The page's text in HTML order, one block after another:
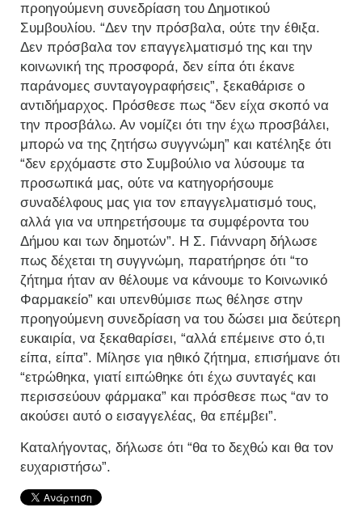
προηγούμενη συνεδρίαση του Δημοτικού
Συμβουλίου. “Δεν την πρόσβαλα, ούτε την έθιξα.
Δεν πρόσβαλα τον επαγγελματισμό της και την
κοινωνική της προσφορά, δεν είπα ότι έκανε
παράνομες συνταγογραφήσεις”, ξεκαθάρισε ο
αντιδήμαρχος. Πρόσθεσε πως “δεν είχα σκοπό να
την προσβάλω. Αν νομίζει ότι την έχω προσβάλει,
μπορώ να της ζητήσω συγγνώμη” και κατέληξε ότι
“δεν ερχόμαστε στο Συμβούλιο να λύσουμε τα
προσωπικά μας, ούτε να κατηγορήσουμε
συναδέλφους μας για τον επαγγελματισμό τους,
αλλά για να υπηρετήσουμε τα συμφέροντα του
Δήμου και των δημοτών”. Η Σ. Γιάνναρη δήλωσε
πως δέχεται τη συγγνώμη, παρατήρησε ότι “το
ζήτημα ήταν αν θέλουμε να κάνουμε το Κοινωνικό
Φαρμακείο” και υπενθύμισε πως θέλησε στην
προηγούμενη συνεδρίαση να του δώσει μια δεύτερη
ευκαιρία, να ξεκαθαρίσει, “αλλά επέμεινε στο ό,τι
είπα, είπα”. Μίλησε για ηθικό ζήτημα, επισήμανε ότι
“ετρώθηκα, γιατί ειπώθηκε ότι έχω συνταγές και
περισσεύουν φάρμακα” και πρόσθεσε πως “αν το
ακούσει αυτό ο εισαγγελέας, θα επέμβει”.
Καταλήγοντας, δήλωσε ότι “θα το δεχθώ και θα τον
ευχαριστήσω”.